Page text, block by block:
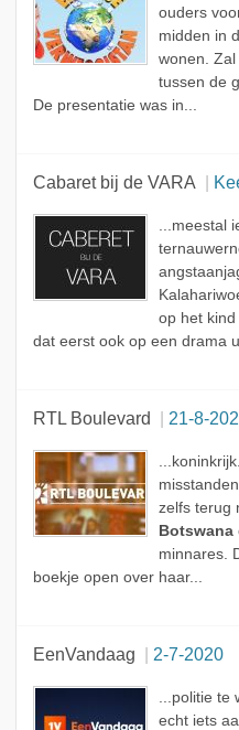
ouders
midden in
wonen. Zal
tussen de
De presentatie was in...
Cabaret bij de VARA Kees
...meestal
op het
dat eerst ook op een drama
RTL Boulevard 21-8-
zelfs terug
Botswana
minnares.
boekje open over haar...
EenVandaag 2-7-2020
...politie
echt iets